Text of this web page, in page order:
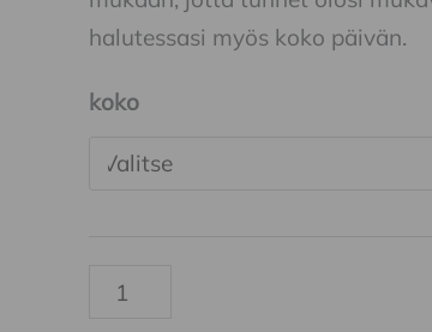
halutessasi myös koko päivän.
koko